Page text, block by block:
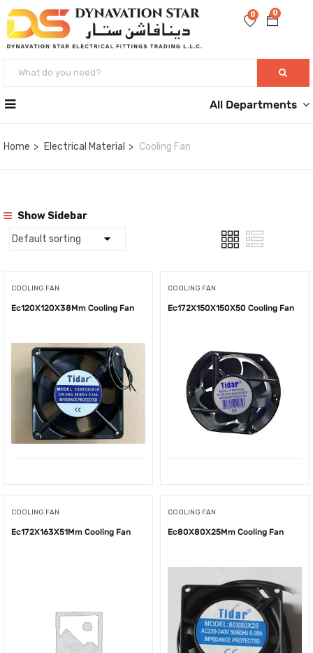
0
0
All Departments
Home Electrical Material Cooling Fan
Show Sidebar
COOLING FAN
Ec120X120X38Mm Cooling Fan
COOLING FAN
Ec172X150X150X50 Cooling Fan
COOLING FAN
Ec172X163X51Mm Cooling Fan
COOLING FAN
Ec80X80X25Mm Cooling Fan